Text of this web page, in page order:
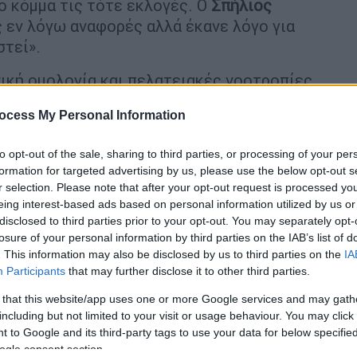
My Personal Information
opt-out of the sale, sharing to third parties, or processing of your
for targeted advertising by us, please use the below opt-out
selection. Please note that after your opt-out request is processed
interest-based ads based on personal information utilized by us
to third parties prior to your opt-out. You may separately
of your personal information by third parties on the IAB’s list of
This information may also be disclosed by us to third parties on the
Participants that may further disclose it to other third parties.
that this website/app uses one or more Google services and may
but not limited to your visit or usage behaviour. You may
to Google and its third-party tags to use your data for below
consent section.
κόμμα τις τότε εκλογές. Ο Σπήλιος
εν λόγω αναφορές αλλά έκανε λόγο για
ομολογία και πελατειακές νοοτροπίες
της ΝΔ, παρομοιάζοντας τις τότε
πρόσφατη κίνηση να δοθούν 2.000 ευρώ
Αττική Οδό κατά τη διάρκεια της
σχολιάζει ότι «έτσι αντιλαμβάνονται
του λαού».
τον υπουργό Ανάπτυξης ως
για τους αγρότες».
Οι πελατειακές νοοτροπίες
ΝΔ